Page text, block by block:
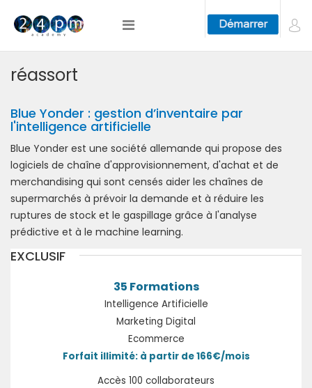
réassort
Blue Yonder : gestion d’inventaire par
l'intelligence artificielle
Blue Yonder est une société allemande qui propose des
logiciels de chaîne d'approvisionnement, d'achat et de
merchandising qui sont censés aider les chaînes de
supermarchés à prévoir la demande et à réduire les
ruptures de stock et le gaspillage grâce à l'analyse
prédictive et à le machine learning.
EXCLUSIF
35 Formations
Intelligence Artificielle
Marketing Digital
Ecommerce
Forfait illimité: à partir de 166€/mois
Accès 100 collaborateurs